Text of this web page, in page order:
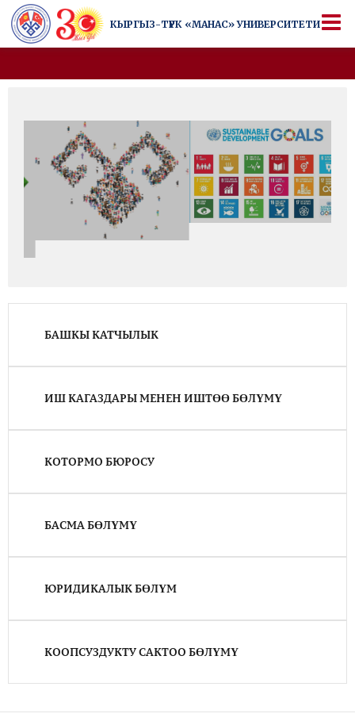
КЫРГЫЗ-ТҮРК «МАНАС» УНИВЕРСИТЕТИ
КЫРГЫЗ-ТҮРК«МАНАС» УНИВЕРСИТЕТИ
Университеттен да артык
БАШКЫ КАТЧЫЛЫК
ИШ КАГАЗДАРЫ МЕНЕН ИШТӨӨ БӨЛҮМҮ
КОТОРМО БЮРОСУ
БАСМА БӨЛҮМҮ
ЮРИДИКАЛЫК БӨЛҮМ
КООПСУЗДУКТУ САКТОО БӨЛҮМҮ